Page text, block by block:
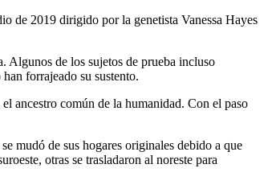
de 2019 dirigido por la genetista Vanessa Hayes
Algunos de los sujetos de prueba incluso
forrajeado su sustento.
ancestro común de la humanidad. Con el paso
mudó de sus hogares originales debido a que
otras se trasladaron al noreste para